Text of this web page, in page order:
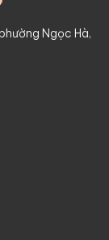
Ngọc Hà,